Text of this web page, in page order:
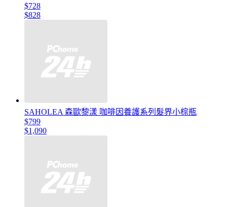
$728
$828
SAHOLEA 森歐黎漾 咖啡因養護系列髮界小棕瓶
$799
$1,090